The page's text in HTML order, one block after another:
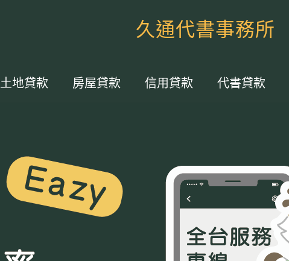
久通代書事務所
土地貸款 房屋貸款 信用貸款 代書貸款